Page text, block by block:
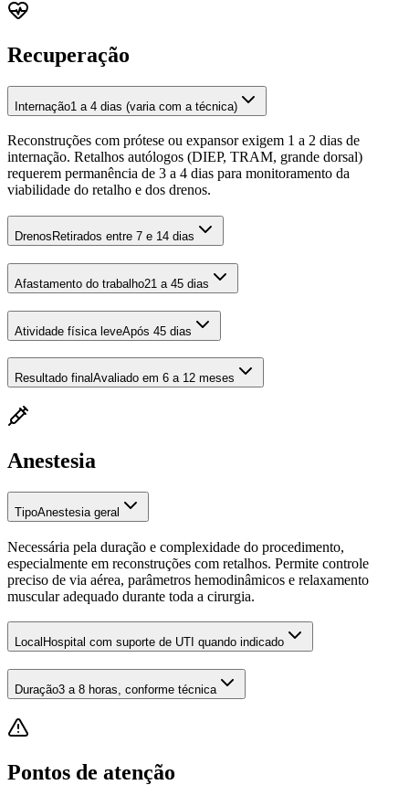
Recuperação
Internação1 a 4 dias (varia com a técnica)
Reconstruções com prótese ou expansor exigem 1 a 2 dias de
internação. Retalhos autólogos (DIEP, TRAM, grande dorsal)
requerem permanência de 3 a 4 dias para monitoramento da
viabilidade do retalho e dos drenos.
Drenos Retirados entre 7 e 14 dias
Afastamento do trabalho21 a 45 dias
Atividade física leveApós 45 dias
Resultado finalAvaliado em 6 a 12 meses
Anestesia
TipoAnestesia geral
Necessária pela duração e complexidade do procedimento,
especialmente em reconstruções com retalhos. Permite controle
preciso de via aérea, parâmetros hemodinâmicos e relaxamento
muscular adequado durante toda a cirurgia.
Local Hospital com suporte de UTI quando indicado
Duração3 a 8 horas, conforme técnica
Pontos de atenção